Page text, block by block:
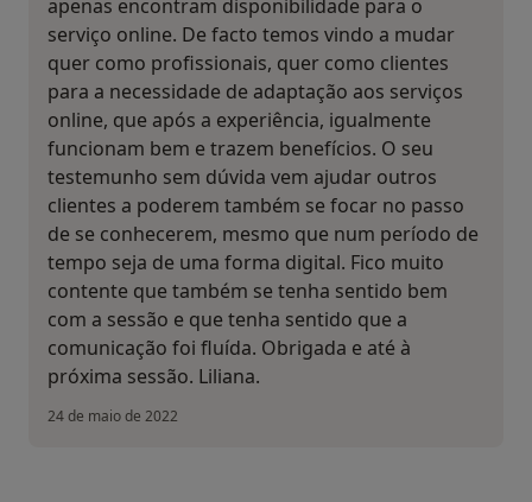
apenas encontram disponibilidade para o
serviço online. De facto temos vindo a mudar
quer como profissionais, quer como clientes
para a necessidade de adaptação aos serviços
online, que após a experiência, igualmente
funcionam bem e trazem benefícios. O seu
testemunho sem dúvida vem ajudar outros
clientes a poderem também se focar no passo
de se conhecerem, mesmo que num período de
tempo seja de uma forma digital. Fico muito
contente que também se tenha sentido bem
com a sessão e que tenha sentido que a
comunicação foi fluída. Obrigada e até à
próxima sessão. Liliana.
24 de maio de 2022